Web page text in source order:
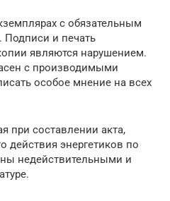
с обязательным
Подписи и печать
являются нарушением.
с производимыми
особое мнение на всех
при составлении акта,
действия энергетиков по
недействительными и